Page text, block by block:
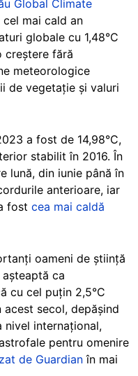
Global Climate
mai cald an
globale cu 1,48°C
creștere fără
meteorologice
de vegetație și valuri
a fost de 14,98°C,
stabilit în 2016. În
lună, din iunie până în
anterioare, iar
fost cea mai caldă
oameni de știință
ca
cu cel puțin 2,5°C
secol, depășind
internațional,
pentru omenire
de Guardian în mai